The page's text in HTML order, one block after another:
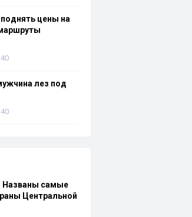
поднять цены на
40
лез под
40
Названы самые
Центральной